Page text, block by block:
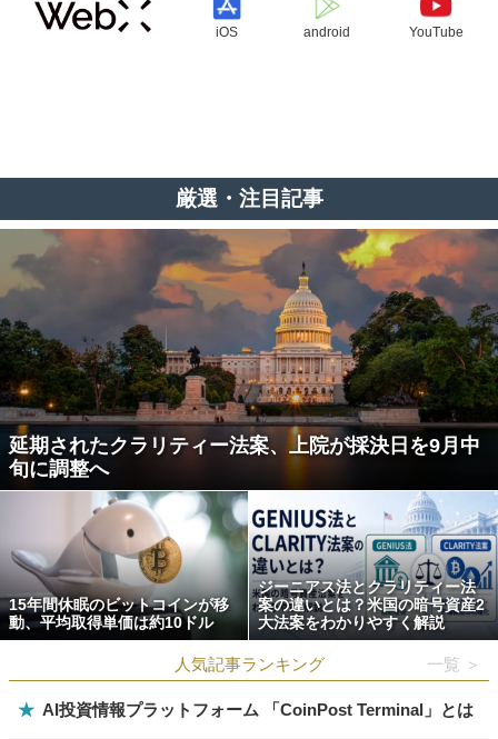
iOS android YouTube
厳選・注目記事
延期されたクラリティー法案、上院が採決日を9月中
旬に調整へ
15年間休眠のビットコインが移
動、平均取得単価は約10ドル
ジーニアス法とクラリティー法
案の違いとは？米国の暗号資産2
大法案をわかりやすく解説
人気記事ランキング 一覧 ＞
★ AI投資情報プラットフォーム 「CoinPost Terminal」とは